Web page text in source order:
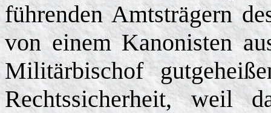
führenden Amtsträgern
von einem Kanonisten
Militärbischof
Rechtssicherheit, weil